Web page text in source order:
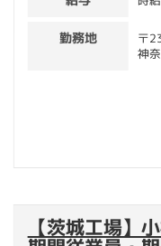
勤務地 〒
神
【茨城工場】